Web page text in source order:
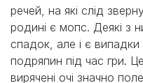
речей, на які слід
родині є мопс. Деякі з
спадок, але і є
подряпин під час гри.
вирячені очі значно